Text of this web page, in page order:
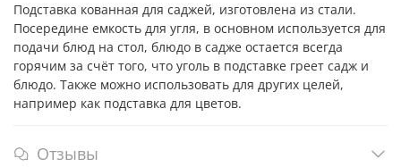
Подставка кованная для саджей, изготовлена из стали.
Посередине емкость для угля, в основном используется для
подачи блюд на стол, блюдо в садже остается всегда
горячим за счёт того, что уголь в подставке греет садж и
блюдо. Также можно использовать для других целей,
например как подставка для цветов.
Отзывы